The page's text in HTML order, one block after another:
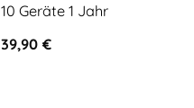
10 Geräte 1 Jahr
39,90 €